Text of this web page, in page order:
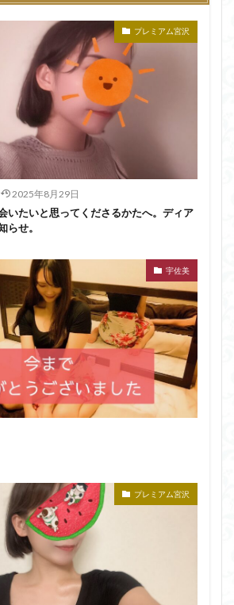
プレミアム宮沢
2025年8月29日
いたいと思ってくださるかたへ。ディア
らせ。
宇佐美
プレミアム宮沢